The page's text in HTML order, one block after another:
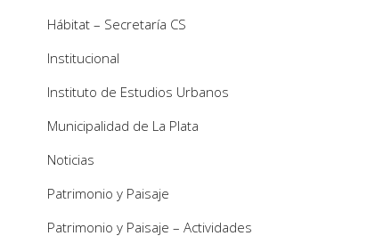
Hábitat – Secretaría CS
Institucional
Instituto de Estudios Urbanos
Municipalidad de La Plata
Noticias
Patrimonio y Paisaje
Patrimonio y Paisaje – Actividades